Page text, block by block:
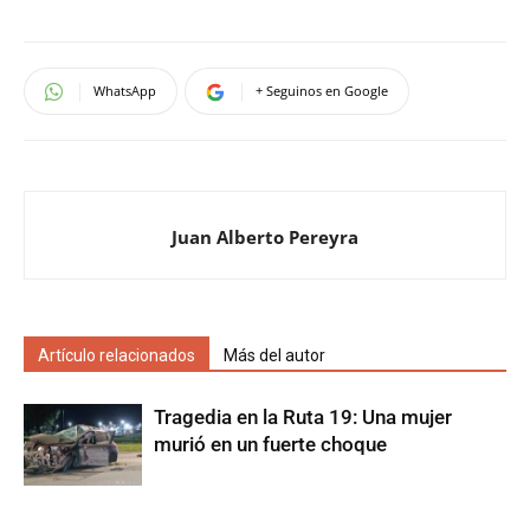
WhatsApp + Seguinos en Google
Juan Alberto Pereyra
Artículo relacionados Más del autor
Tragedia en la Ruta 19: Una mujer
murió en un fuerte choque